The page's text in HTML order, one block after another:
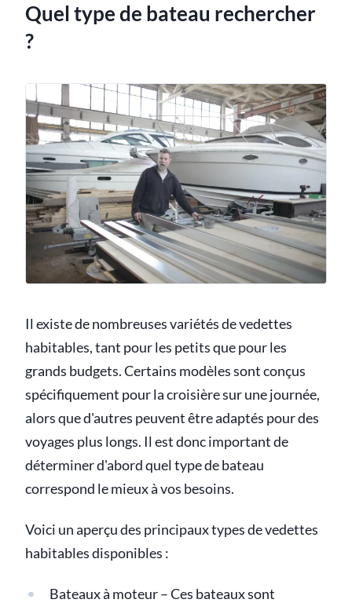
Quel type de bateau rechercher
?
Il existe de nombreuses variétés de vedettes
habitables, tant pour les petits que pour les
grands budgets. Certains modèles sont conçus
spécifiquement pour la croisière sur une journée,
alors que d'autres peuvent être adaptés pour des
voyages plus longs. Il est donc important de
déterminer d'abord quel type de bateau
correspond le mieux à vos besoins.
Voici un aperçu des principaux types de vedettes
habitables disponibles :
Bateaux à moteur – Ces bateaux sont